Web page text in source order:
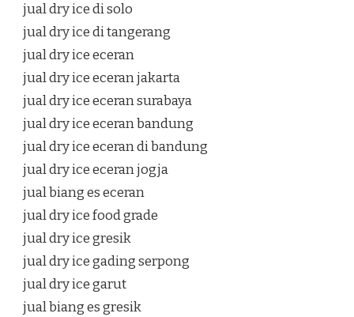
jual dry ice di solo
jual dry ice di tangerang
jual dry ice eceran
jual dry ice eceran jakarta
jual dry ice eceran surabaya
jual dry ice eceran bandung
jual dry ice eceran di bandung
jual dry ice eceran jogja
jual biang es eceran
jual dry ice food grade
jual dry ice gresik
jual dry ice gading serpong
jual dry ice garut
jual biang es gresik